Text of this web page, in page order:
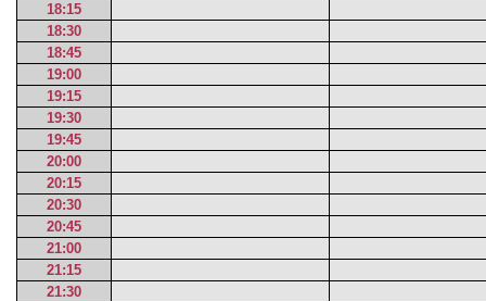
18:15
18:30
18:45
19:00
19:15
19:30
19:45
20:00
20:15
20:30
20:45
21:00
21:15
21:30